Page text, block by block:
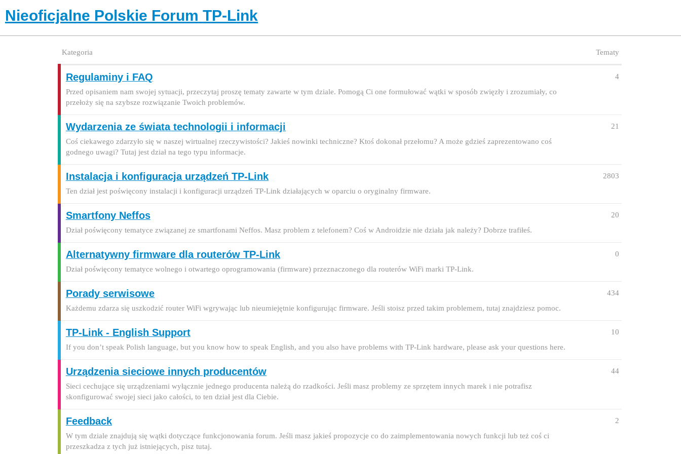
Nieoficjalne Polskie Forum TP-Link
Kategoria Tematy
Regulaminy i FAQ
Przed opisaniem nam swojej sytuacji, przeczytaj proszę tematy zawarte w tym dziale. Pomogą Ci one formułować wątki w sposób zwięzły i zrozumiały, co
przełoży się na szybsze rozwiązanie Twoich problemów.
4
Wydarzenia ze świata technologii i informacji
Coś ciekawego zdarzyło się w naszej wirtualnej rzeczywistości? Jakieś nowinki techniczne? Ktoś dokonał przełomu? A może gdzieś zaprezentowano coś
godnego uwagi? Tutaj jest dział na tego typu informacje.
21
Instalacja i konfiguracja urządzeń TP-Link
Ten dział jest poświęcony instalacji i konfiguracji urządzeń TP-Link działających w oparciu o oryginalny firmware.
2803
Smartfony Neffos
Dział poświęcony tematyce związanej ze smartfonami Neffos. Masz problem z telefonem? Coś w Androidzie nie działa jak należy? Dobrze trafiłeś.
20
Alternatywny firmware dla routerów TP-Link
Dział poświęcony tematyce wolnego i otwartego oprogramowania (firmware) przeznaczonego dla routerów WiFi marki TP-Link.
0
Porady serwisowe
Każdemu zdarza się uszkodzić router WiFi wgrywając lub nieumiejętnie konfigurując firmware. Jeśli stoisz przed takim problemem, tutaj znajdziesz pomoc.
434
TP-Link - English Support
If you don’t speak Polish language, but you know how to speak English, and you also have problems with TP-Link hardware, please ask your questions here.
10
Urządzenia sieciowe innych producentów
Sieci cechujące się urządzeniami wyłącznie jednego producenta należą do rzadkości. Jeśli masz problemy ze sprzętem innych marek i nie potrafisz
skonfigurować swojej sieci jako całości, to ten dział jest dla Ciebie.
44
Feedback
W tym dziale znajdują się wątki dotyczące funkcjonowania forum. Jeśli masz jakieś propozycje co do zaimplementowania nowych funkcji lub też coś ci
przeszkadza z tych już istniejących, pisz tutaj.
2